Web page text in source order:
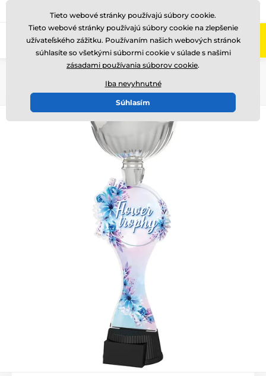
Zavolajte nám (Po-Pi 8-17) +421220255160
Tieto webové stránky používajú súbory cookie.
Tieto webové stránky používajú súbory cookie na zlepšenie
užívateľského zážitku. Používaním našich webových stránok
súhlasíte so všetkými súbormi cookie v súlade s našimi
zásadami používania súborov cookie.
Iba nevyhnutné
Súhlasím